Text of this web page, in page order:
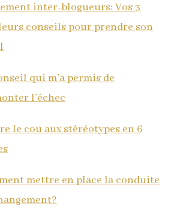
inter-blogueurs: Vos 3
conseils pour prendre son
qui m’a permis de
l’échec
le cou aux stéréotypes en 6
mettre en place la conduite